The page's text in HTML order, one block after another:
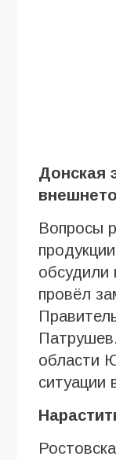
Донская
Вопросы
обсудили
провёл
области
ситуации